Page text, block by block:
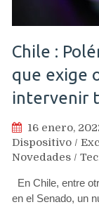
Chile :
que exige
intervenir
16 enero,
Dispositivo /
Novedades /
En Chile, entre
en el Senado, un